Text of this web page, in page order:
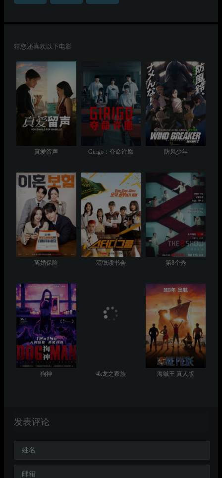
猜您还喜欢以下电影
真爱留声 Girigo：夺命许愿 防风少年
离婚保险 流氓读书会 第8个秀
狗神 4k龙之家族 海贼王 真人版
发表评论
姓名
邮箱